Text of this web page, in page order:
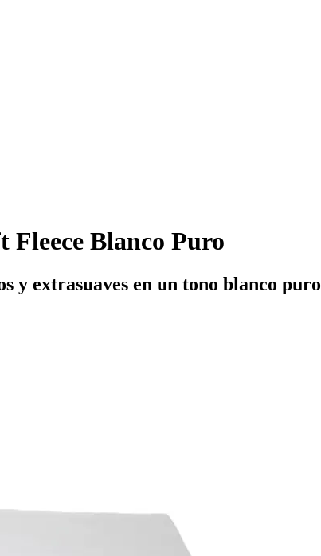
Fleece Blanco Puro
y extrasuaves en un tono blanco puro